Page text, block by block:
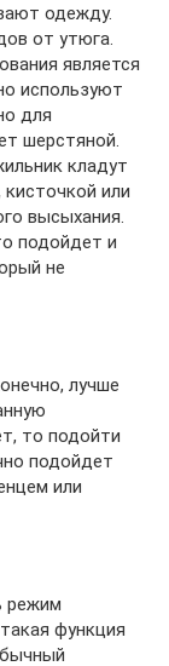
одежду.
от утюга.
является
используют
для
шерстяной.
кладут
или
высыхания.
подойдет и
не
лучше
то подойти
подойдет
или
режим
функция